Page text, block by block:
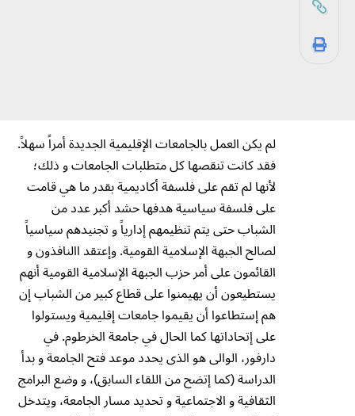
لم يكن العمل بالجامعات الإقليمية الجديدة أمراً سهلاً.
فقد كانت تنقصها كل متطلبات الجامعات و ذلك؛
لأنها لم تقم على فلسفة أكاديمية بقدر ما هي قامت
على فلسفة سياسية هدفها حشد أكبر عدد من
الشباب حتى يتم تنظيمهم إدارياً و تجنيدهم سياسياً
لصالح الجبهة الإسلامية القومية. وإعتقد االنافذون و
القائمون على أمر حزب الجبهة الإسلامية القومية أنهم
يستطيعون أن يهيمنوا على قطاع كبير من الشباب إن
هم إستطاعوا أن يقيموا جامعات إقليمية ويستولوا
على إتحاداتها كما الحال في جامعة الخرطوم. في
دارفور، الوالى هو الذى يحدد موعد فتح الجامعة و بدأ
الدراسة (كما إتضح من اللقاء السابق)، و وضع البرامج
الثقافية و الاجتماعية و تحديد مسار الجامعة، ويتدخل